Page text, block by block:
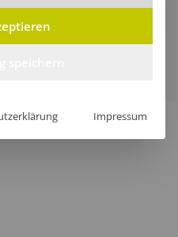
Gewerbetreibende,
nicht jedoch an
Impressum